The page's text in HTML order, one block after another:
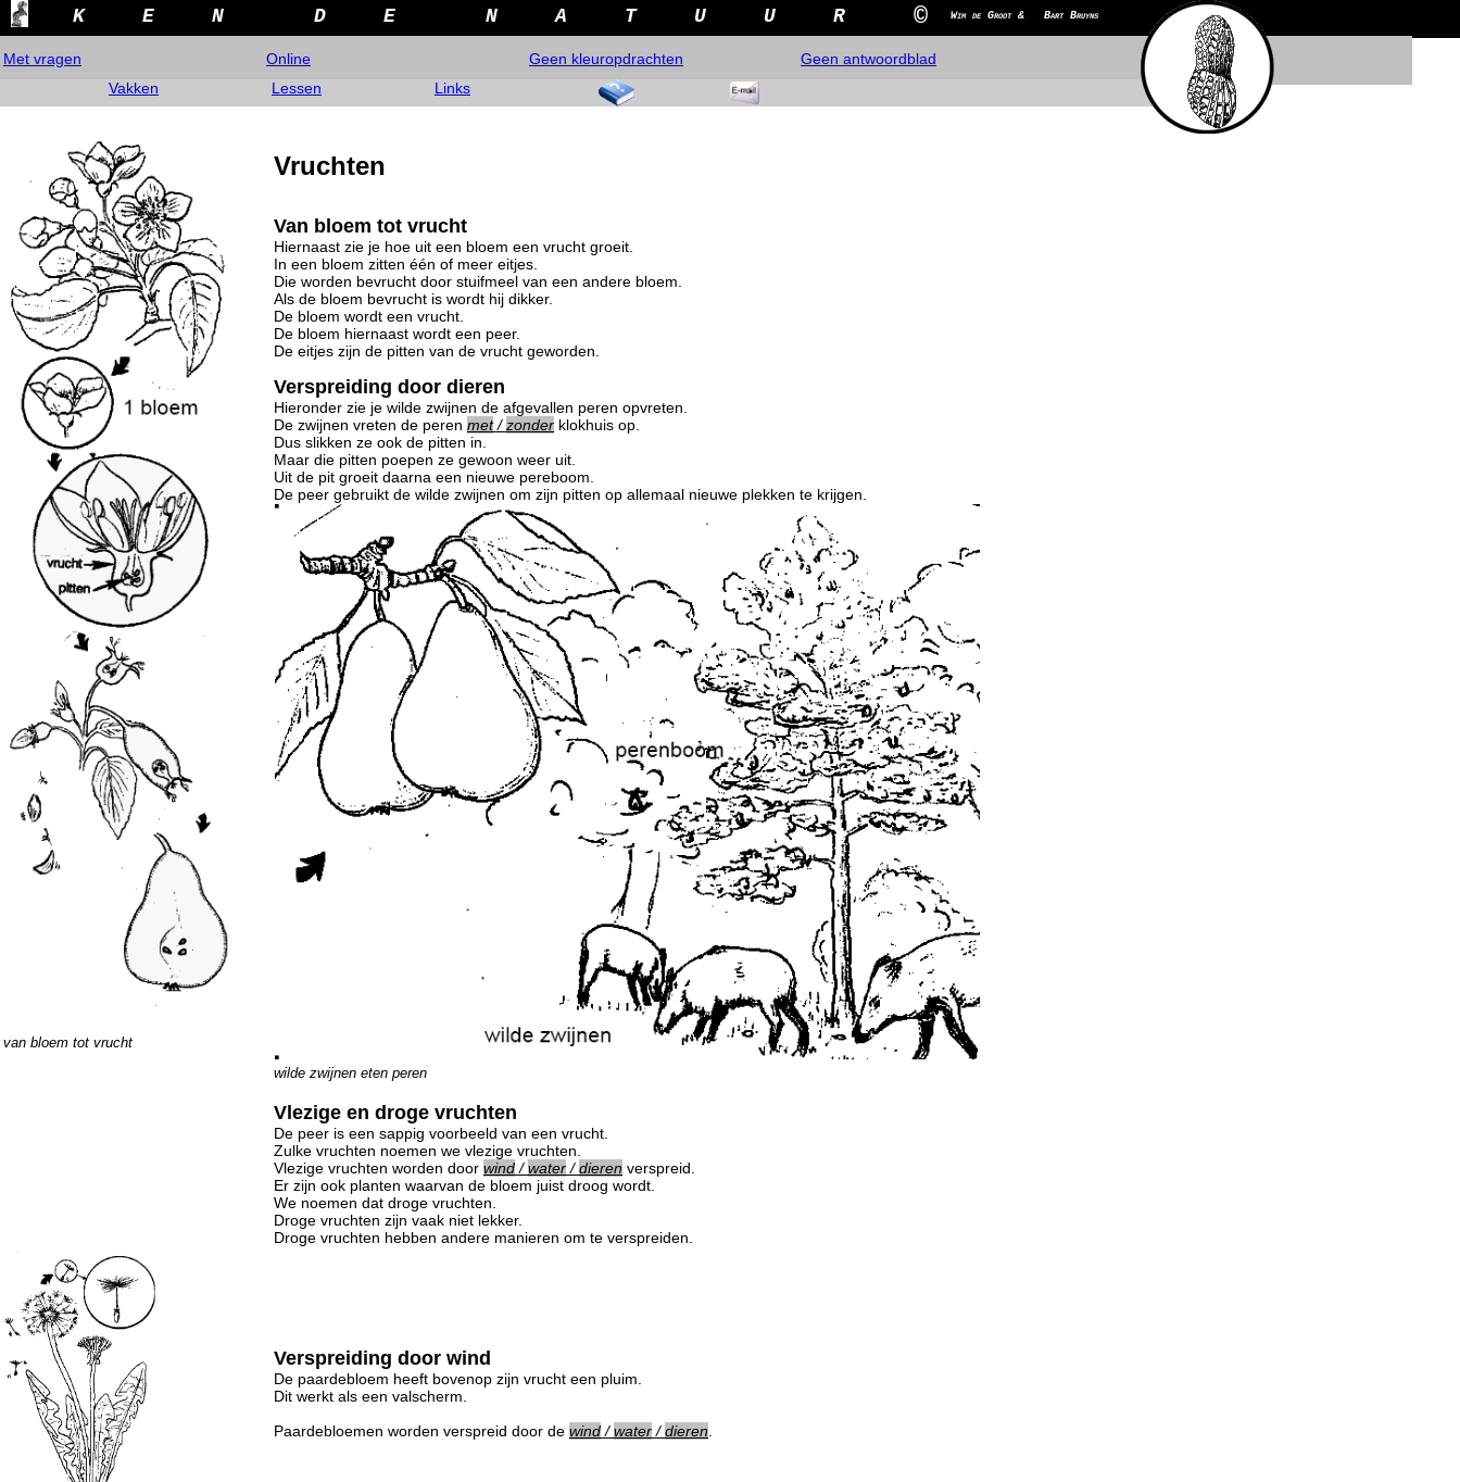
K E N D E N A T U U R © Wim de Groot & Bart Bruyns
Met vragen Online Geen kleuropdrachten
Geen antwoordblad
Vakken
Lessen Links
van bloem tot vrucht
Vruchten
Van bloem tot vrucht
Hiernaast zie je hoe uit een bloem een vrucht groeit.
In een bloem zitten één of meer eitjes.
Die worden bevrucht door stuifmeel van een andere bloem.
Als de bloem bevrucht is wordt hij dikker.
De bloem wordt een vrucht.
De bloem hiernaast wordt een peer.
De eitjes zijn de pitten van de vrucht geworden.
Verspreiding door dieren
Hieronder zie je wilde zwijnen de afgevallen peren opvreten.
De zwijnen vreten de peren met/zonder klokhuis op.
Dus slikken ze ook de pitten in.
Maar die pitten poepen ze gewoon weer uit.
Uit de pit groeit daarna een nieuwe pereboom.
De peer gebruikt de wilde zwijnen om zijn pitten op allemaal nieuwe plekken te krijgen.
wilde zwijnen eten peren
Vlezige en droge vruchten
De peer is een sappig voorbeeld van een vrucht.
Zulke vruchten noemen we vlezige vruchten.
Vlezige vruchten worden door wind/water/dieren verspreid.
Er zijn ook planten waarvan de bloem juist droog wordt.
We noemen dat droge vruchten.
Droge vruchten zijn vaak niet lekker.
Droge vruchten hebben andere manieren om te verspreiden.
Verspreiding door wind
De paardebloem heeft bovenop zijn vrucht een pluim.
Dit werkt als een valscherm.
Paardebloemen worden verspreid door de wind/water/dieren